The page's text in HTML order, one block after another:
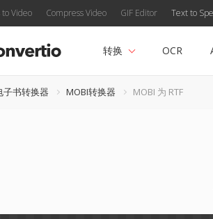
Video Compress Video GIF Editor Text to
转换 OCR
子书转换器 MOBI转换器 MOBI 为 RTF